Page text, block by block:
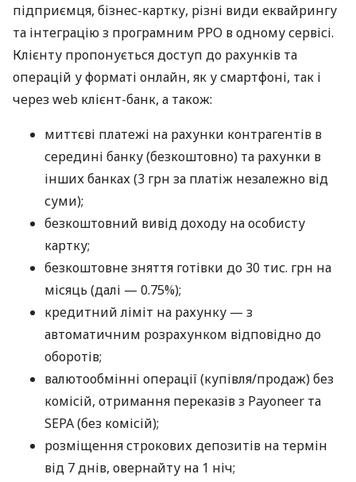
підприємця, бізнес-картку, різні види еквайрингу
та інтеграцію з програмним РРО в одному сервісі.
Клієнту пропонується доступ до рахунків та
операцій у форматі онлайн, як у смартфоні, так і
через web клієнт-банк, а також:
миттєві платежі на рахунки контрагентів в
середині банку (безкоштовно) та рахунки в
інших банках (3 грн за платіж незалежно від
суми);
безкоштовний вивід доходу на особисту
картку;
безкоштовне зняття готівки до 30 тис. грн на
місяць (далі — 0.75%);
кредитний ліміт на рахунку — з
автоматичним розрахунком відповідно до
оборотів;
валютообмінні операції (купівля/продаж) без
комісій, отримання переказів з Payoneer та
SEPA (без комісій);
розміщення строкових депозитів на термін
від 7 днів, овернайту на 1 ніч;